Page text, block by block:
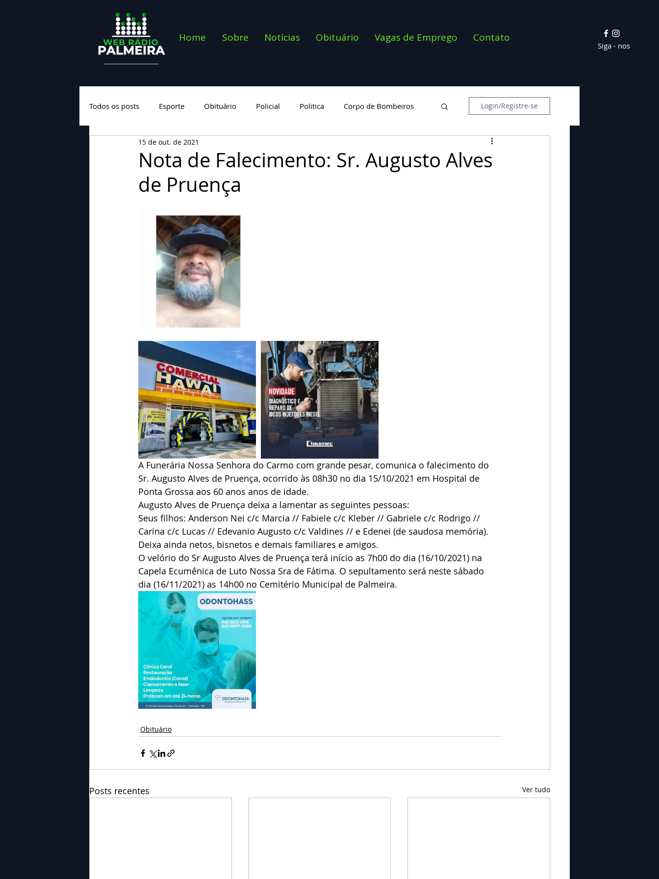
Home Sobre Notícias Obituário Vagas de Emprego Contato
Siga - nos
Todos os posts Esporte Obituário Policial Politica Corpo de Bombeiros
Geral Nova categoria
Login/Registre-se
Nota de Falecimento: Sr. Augusto Alves
de Pruença
15 de out. de 2021
A Funerária Nossa Senhora do Carmo com grande pesar, comunica o falecimento do
Sr. Augusto Alves de Pruença, ocorrido às 08h30 no dia 15/10/2021 em Hospital de
Ponta Grossa aos 60 anos anos de idade.
Augusto Alves de Pruença deixa a lamentar as seguintes pessoas:
Seus filhos: Anderson Nei c/c Marcia // Fabiele c/c Kleber // Gabriele c/c Rodrigo //
Carina c/c Lucas // Edevanio Augusto c/c Valdines // e Edenei (de saudosa memória).
Deixa ainda netos, bisnetos e demais familiares e amigos.
O velório do Sr Augusto Alves de Pruença terá início as 7h00 do dia (16/10/2021) na
Capela Ecumênica de Luto Nossa Sra de Fátima. O sepultamento será neste sábado
dia (16/11/2021) as 14h00 no Cemitério Municipal de Palmeira.
Obituário
Posts recentes Ver tudo